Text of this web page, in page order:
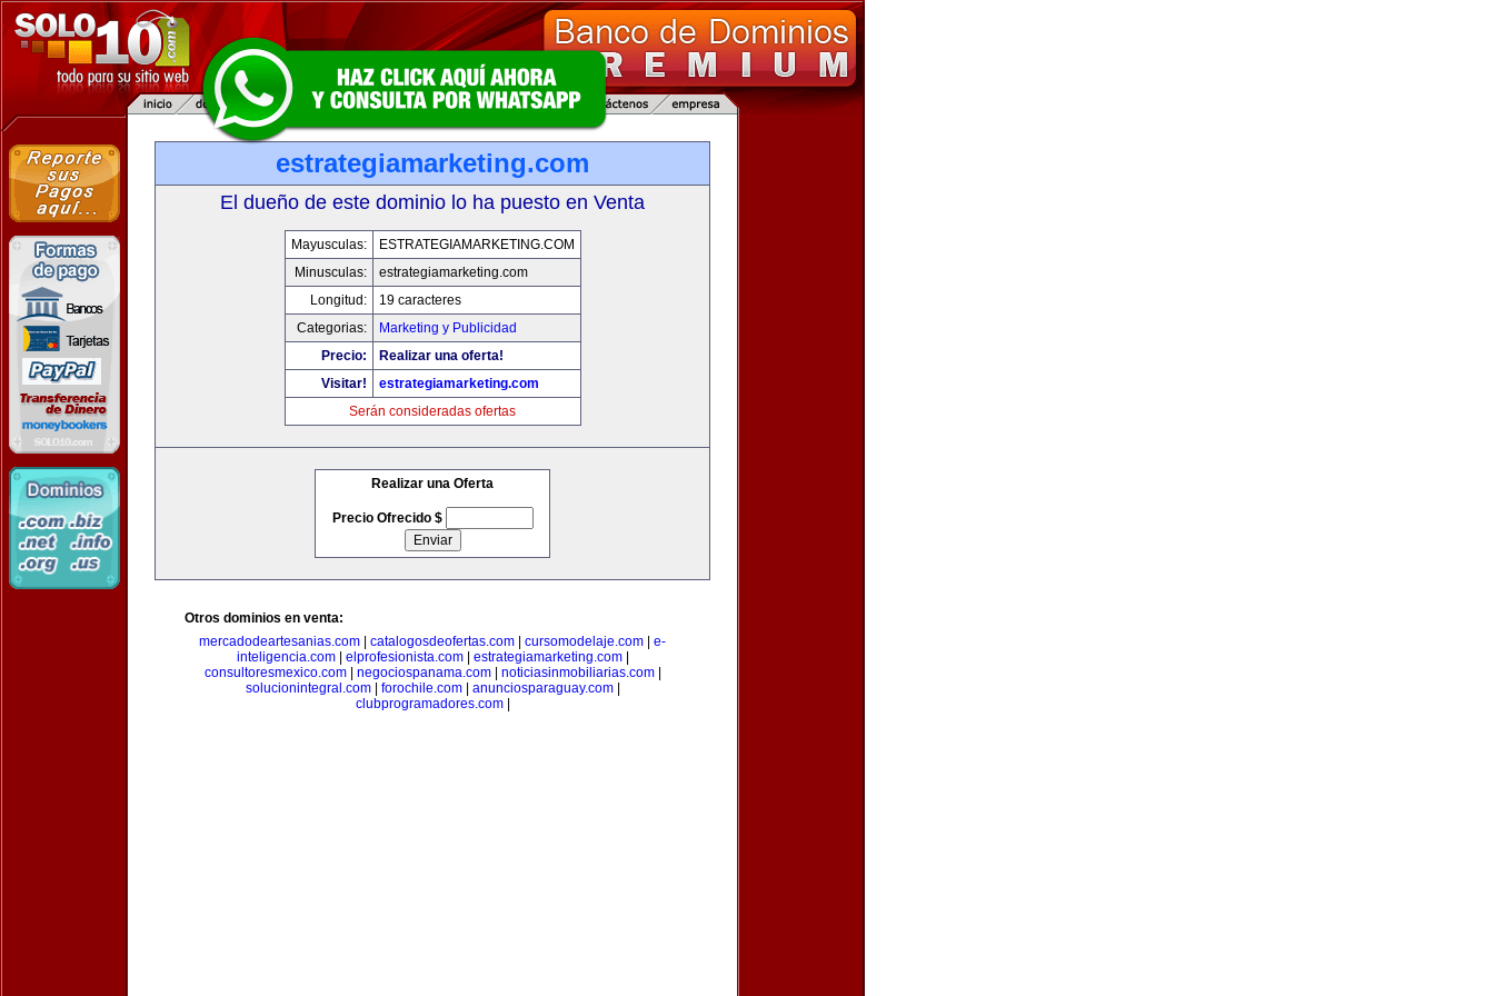
estrategiamarketing.com
El dueño de este dominio lo ha puesto en Venta
Mayusculas:
ESTRATEGIAMARKETING.COM
Minusculas:
estrategiamarketing.com
Longitud:
19 caracteres
Categorias:
Marketing y Publicidad
Precio:
Realizar una oferta!
Visitar!
estrategiamarketing.com
Serán consideradas ofertas
Realizar una Oferta
Precio Ofrecido $
Otros dominios en venta:
mercadodeartesanias.com
catalogosdeofertas.com cursomodelaje.com
e-
inteligencia.com| elprofesionista.com| estrategiamarketing.com|
consultoresmexico.com| negociospanama.com| noticiasinmobiliarias.com|
solucionintegral.com| forochile.com| anunciosparaguay.com|
clubprogramadores.com|